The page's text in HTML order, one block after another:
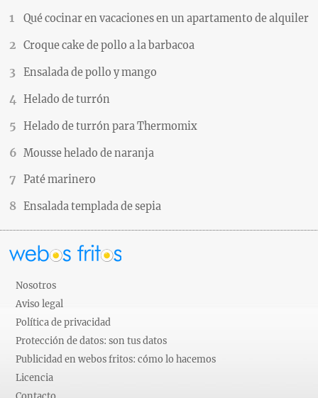
Qué cocinar en vacaciones en un apartamento de alquiler
Croque cake de pollo a la barbacoa
Ensalada de pollo y mango
Helado de turrón
Helado de turrón para Thermomix
Mousse helado de naranja
Paté marinero
Ensalada templada de sepia
Nosotros
Aviso legal
Política de privacidad
Protección de datos: son tus datos
Publicidad en webos fritos: cómo lo hacemos
Licencia